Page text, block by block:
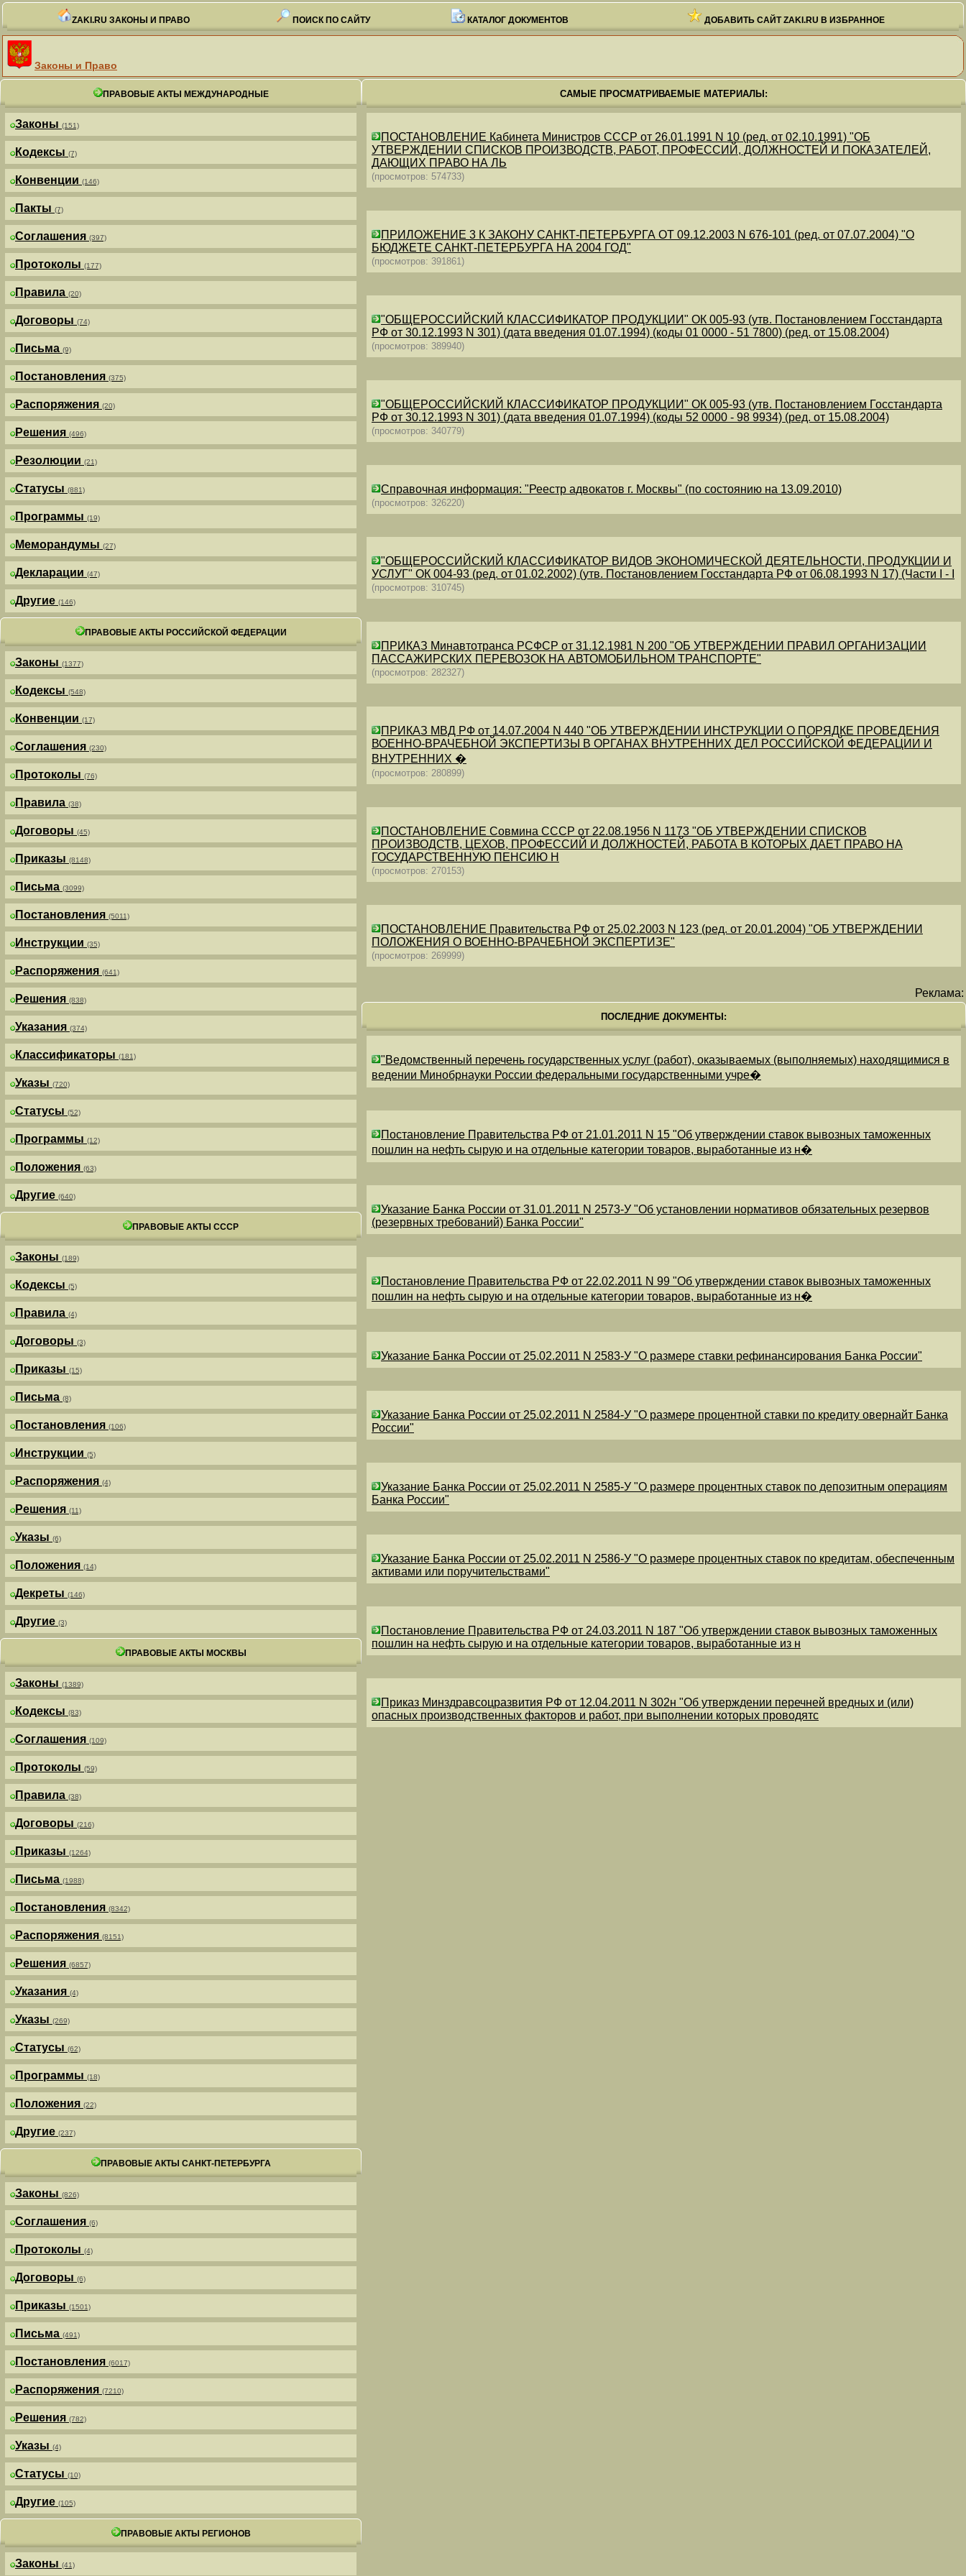
ZAKI.RU ЗАКОНЫ И ПРАВО ПОИСК ПО САЙТУ КАТАЛОГ ДОКУМЕНТОВ ДОБАВИТЬ САЙТ ZAKI.RU В ИЗБРАННОЕ
Законы и Право
ПРАВОВЫЕ АКТЫ МЕЖДУНАРОДНЫЕ
Законы (151)
Кодексы (7)
Конвенции (146)
Пакты (7)
Соглашения (397)
Протоколы (177)
Правила (20)
Договоры (74)
Письма (9)
Постановления (375)
Распоряжения (20)
Решения (496)
Резолюции (21)
Статусы (881)
Программы (19)
Меморандумы (27)
Декларации (47)
Другие (146)
ПРАВОВЫЕ АКТЫ РОССИЙСКОЙ ФЕДЕРАЦИИ
Законы (1377)
Кодексы (548)
Конвенции (17)
Соглашения (230)
Протоколы (76)
Правила (38)
Договоры (45)
Приказы (8148)
Письма (3099)
Постановления (5011)
Инструкции (35)
Распоряжения (641)
Решения (838)
Указания (374)
Классификаторы (181)
Указы (720)
Статусы (52)
Программы (12)
Положения (63)
Другие (640)
ПРАВОВЫЕ АКТЫ СССР
Законы (189)
Кодексы (5)
Правила (4)
Договоры (3)
Приказы (15)
Письма (8)
Постановления (106)
Инструкции (5)
Распоряжения (4)
Решения (11)
Указы (6)
Положения (14)
Декреты (146)
Другие (3)
ПРАВОВЫЕ АКТЫ МОСКВЫ
Законы (1389)
Кодексы (83)
Соглашения (109)
Протоколы (59)
Правила (38)
Договоры (216)
Приказы (1264)
Письма (1988)
Постановления (8342)
Распоряжения (8151)
Решения (6857)
Указания (4)
Указы (269)
Статусы (62)
Программы (18)
Положения (22)
Другие (237)
ПРАВОВЫЕ АКТЫ САНКТ-ПЕТЕРБУРГА
Законы (826)
Соглашения (6)
Протоколы (4)
Договоры (6)
Приказы (1501)
Письма (491)
Постановления (6017)
Распоряжения (7210)
Решения (782)
Указы (4)
Статусы (10)
Другие (105)
ПРАВОВЫЕ АКТЫ РЕГИОНОВ
Законы (41)
САМЫЕ ПРОСМАТРИВАЕМЫЕ МАТЕРИАЛЫ:
ПОСТАНОВЛЕНИЕ Кабинета Министров СССР от 26.01.1991 N 10 (ред. от 02.10.1991) "ОБ
УТВЕРЖДЕНИИ СПИСКОВ ПРОИЗВОДСТВ, РАБОТ, ПРОФЕССИЙ, ДОЛЖНОСТЕЙ И ПОКАЗАТЕЛЕЙ,
ДАЮЩИХ ПРАВО НА ЛЬ
(просмотров: 574733)
ПРИЛОЖЕНИЕ 3 К ЗАКОНУ САНКТ-ПЕТЕРБУРГА ОТ 09.12.2003 N 676-101 (ред. от 07.07.2004) "О
БЮДЖЕТЕ САНКТ-ПЕТЕРБУРГА НА 2004 ГОД"
(просмотров: 391861)
"ОБЩЕРОССИЙСКИЙ КЛАССИФИКАТОР ПРОДУКЦИИ" ОК 005-93 (утв. Постановлением Госстандарта
РФ от 30.12.1993 N 301) (дата введения 01.07.1994) (коды 01 0000 - 51 7800) (ред. от 15.08.2004)
(просмотров: 389940)
"ОБЩЕРОССИЙСКИЙ КЛАССИФИКАТОР ПРОДУКЦИИ" ОК 005-93 (утв. Постановлением Госстандарта
РФ от 30.12.1993 N 301) (дата введения 01.07.1994) (коды 52 0000 - 98 9934) (ред. от 15.08.2004)
(просмотров: 340779)
Справочная информация: "Реестр адвокатов г. Москвы" (по состоянию на 13.09.2010)
(просмотров: 326220)
"ОБЩЕРОССИЙСКИЙ КЛАССИФИКАТОР ВИДОВ ЭКОНОМИЧЕСКОЙ ДЕЯТЕЛЬНОСТИ, ПРОДУКЦИИ И
УСЛУГ" ОК 004-93 (ред. от 01.02.2002) (утв. Постановлением Госстандарта РФ от 06.08.1993 N 17) (Части I - I
(просмотров: 310745)
ПРИКАЗ Минавтотранса РСФСР от 31.12.1981 N 200 "ОБ УТВЕРЖДЕНИИ ПРАВИЛ ОРГАНИЗАЦИИ
ПАССАЖИРСКИХ ПЕРЕВОЗОК НА АВТОМОБИЛЬНОМ ТРАНСПОРТЕ"
(просмотров: 282327)
ПРИКАЗ МВД РФ от 14.07.2004 N 440 "ОБ УТВЕРЖДЕНИИ ИНСТРУКЦИИ О ПОРЯДКЕ ПРОВЕДЕНИЯ
ВОЕННО-ВРАЧЕБНОЙ ЭКСПЕРТИЗЫ В ОРГАНАХ ВНУТРЕННИХ ДЕЛ РОССИЙСКОЙ ФЕДЕРАЦИИ И
ВНУТРЕННИХ �
(просмотров: 280899)
ПОСТАНОВЛЕНИЕ Совмина СССР от 22.08.1956 N 1173 "ОБ УТВЕРЖДЕНИИ СПИСКОВ
ПРОИЗВОДСТВ, ЦЕХОВ, ПРОФЕССИЙ И ДОЛЖНОСТЕЙ, РАБОТА В КОТОРЫХ ДАЕТ ПРАВО НА
ГОСУДАРСТВЕННУЮ ПЕНСИЮ Н
(просмотров: 270153)
ПОСТАНОВЛЕНИЕ Правительства РФ от 25.02.2003 N 123 (ред. от 20.01.2004) "ОБ УТВЕРЖДЕНИИ
ПОЛОЖЕНИЯ О ВОЕННО-ВРАЧЕБНОЙ ЭКСПЕРТИЗЕ"
(просмотров: 269999)
Реклама:
ПОСЛЕДНИЕ ДОКУМЕНТЫ:
"Ведомственный перечень государственных услуг (работ), оказываемых (выполняемых) находящимися в
ведении Минобрнауки России федеральными государственными учре�
Постановление Правительства РФ от 21.01.2011 N 15 "Об утверждении ставок вывозных таможенных
пошлин на нефть сырую и на отдельные категории товаров, выработанные из н�
Указание Банка России от 31.01.2011 N 2573-У "Об установлении нормативов обязательных резервов
(резервных требований) Банка России"
Постановление Правительства РФ от 22.02.2011 N 99 "Об утверждении ставок вывозных таможенных
пошлин на нефть сырую и на отдельные категории товаров, выработанные из н�
Указание Банка России от 25.02.2011 N 2583-У "О размере ставки рефинансирования Банка России"
Указание Банка России от 25.02.2011 N 2584-У "О размере процентной ставки по кредиту овернайт Банка
России"
Указание Банка России от 25.02.2011 N 2585-У "О размере процентных ставок по депозитным операциям
Банка России"
Указание Банка России от 25.02.2011 N 2586-У "О размере процентных ставок по кредитам, обеспеченным
активами или поручительствами"
Постановление Правительства РФ от 24.03.2011 N 187 "Об утверждении ставок вывозных таможенных
пошлин на нефть сырую и на отдельные категории товаров, выработанные из н
Приказ Минздравсоцразвития РФ от 12.04.2011 N 302н "Об утверждении перечней вредных и (или)
опасных производственных факторов и работ, при выполнении которых проводятс